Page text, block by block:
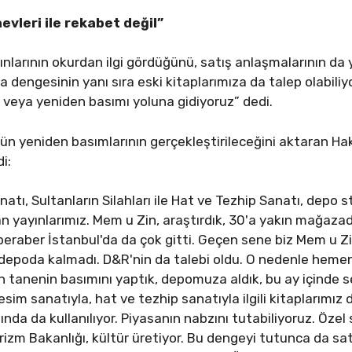
ile rekabet değil”
okurdan ilgi gördüğünü, satış anlaşmalarının
dengesinin yanı sıra eski kitaplarımıza da talep
yeniden basımı yoluna gidiyoruz” dedi.
yeniden basımlarının gerçekleştirileceğini aktaran
Sultanların Silahları ile Hat ve Tezhip Sanatı,
Mem u Zin, araştırdık, 30'a yakın
İstanbul'da da çok gitti. Geçen sene biz Mem u
kalmadı. D&R'nin da talebi oldu. O nedenle
basımını yaptık, depomuza aldık, bu ay içinde
sanatıyla, hat ve tezhip sanatıyla ilgili kitaplarımız
da kullanılıyor. Piyasanın nabzını tutabiliyoruz.
Bakanlığı, kültür üretiyor. Bu dengeyi tutunca da